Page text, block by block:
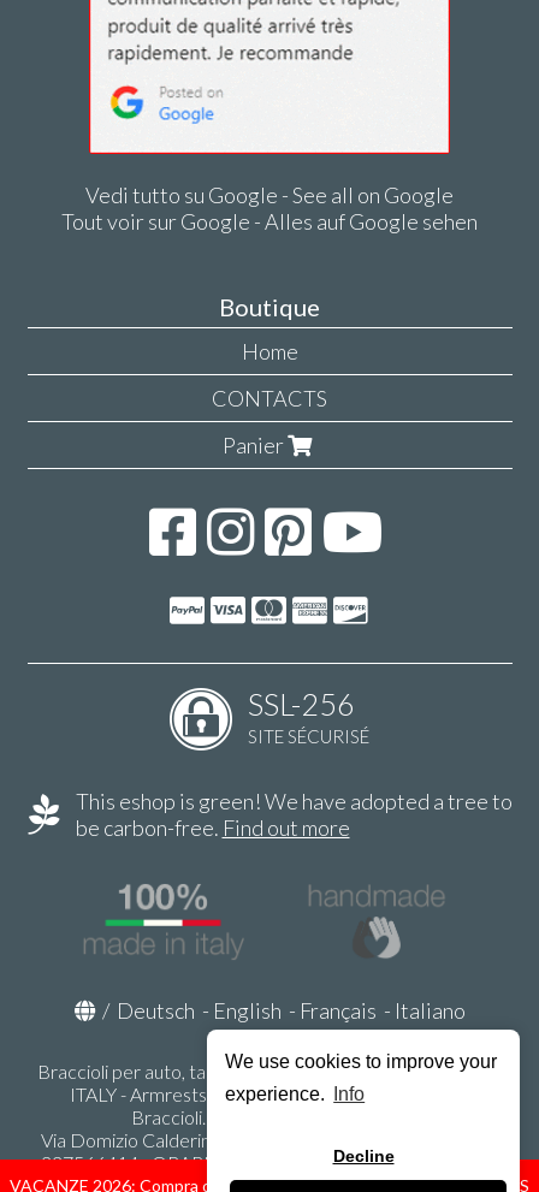
We use cookies to improve your
experience.
Info
Decline
VACANZE 2026: Compra ora spediremo dal 31 Agosto! — HOLIDAYS
Vedi tutto su Google - See all on Google
Tout voir sur Google - Alles auf Google sehen
Boutique
Home
CONTACTS
Panier
SSL-256
SITE SÉCURISÉ
This eshop is green! We have adopted a tree to
be carbon-free. Find out more
/ Deutsch - English - Français - Italiano
Braccioli per auto, tappeti auto, accessori auto MADE IN
ITALY - Armrests, Mittelarmlehnen, Accoundoirs -
Braccioli.it - P.Iva IT02178470353
Via Domizio Calderini 8 int. 1 - 37131 Verona (VR) - Italy -
337566414 - ORARI UFFICIO 9:00-12:00, 15:00-18:00,
LUNEDI' - VENERDI' - info@braccioli-italy-armrests.com